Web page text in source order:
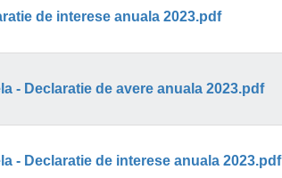
de interese anuala 2023.pdf
- Declaratie de avere anuala 2023.pdf
- Declaratie de interese anuala 2023.pdf